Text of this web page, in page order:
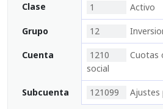
Clase 1 Activo
Grupo 12
Cuenta 1210
Cuotas
social
Subcuenta 121099 Ajustes